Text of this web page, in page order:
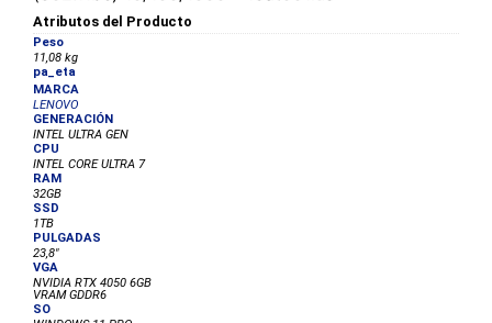
Atributos del Producto
Peso
11,08 kg
pa_eta
MARCA
LENOVO
GENERACIÓN
INTEL ULTRA GEN
CPU
INTEL CORE ULTRA 7
RAM
32GB
SSD
1TB
PULGADAS
23,8"
VGA
NVIDIA RTX 4050 6GB
VRAM GDDR6
SO